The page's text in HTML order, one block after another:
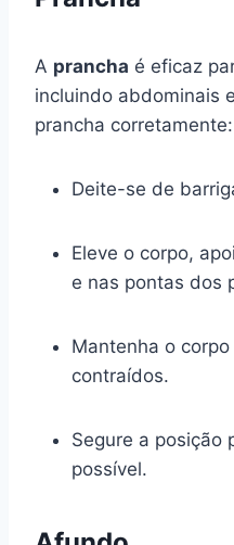
A prancha é eficaz
incluindo abdominais
prancha corretamente:
Deite-se de
Eleve o corpo,
e nas pontas dos
Mantenha o
contraídos.
Segure a posição
possível.